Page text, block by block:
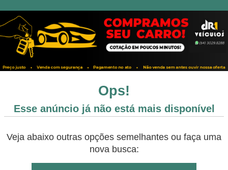
Ops!
Esse anúncio já não está mais disponível
Veja abaixo outras opções semelhantes ou faça uma
nova busca: